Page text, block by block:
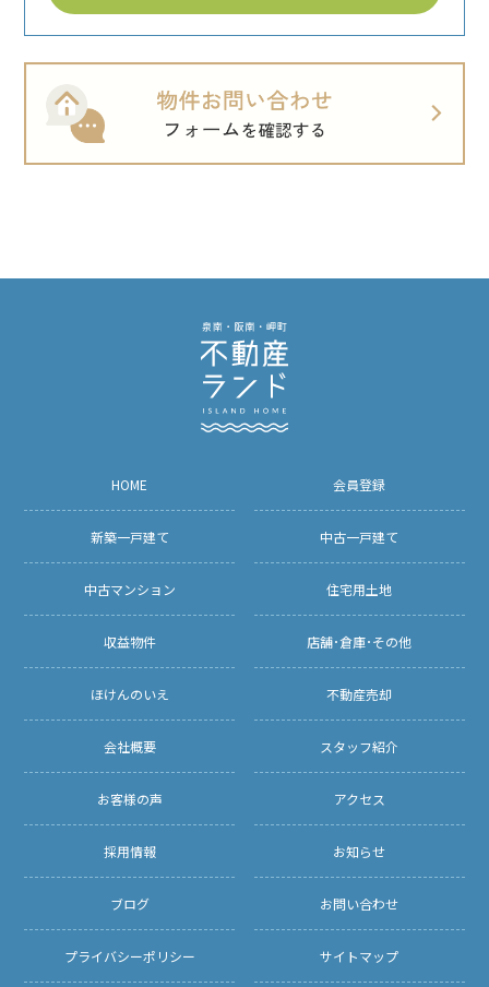
HOME 会員登録
新築一戸建て 中古一戸建て
中古マンション 住宅用土地
収益物件 店舗･倉庫･その他
ほけんのいえ 不動産売却
会社概要 スタッフ紹介
お客様の声 アクセス
採用情報 お知らせ
ブログ お問い合わせ
プライバシーポリシー サイトマップ